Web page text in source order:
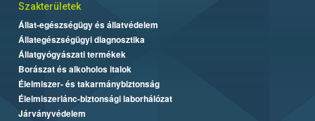
Szakterületek
Állat-egészségügy és állatvédelem
Állategészségügyi diagnosztika
Állatgyógyászati termékek
Borászat és alkoholos italok
Élelmiszer- és takarmánybiztonság
Élelmiszerlánc-biztonsági laborhálózat
Járványvédelem